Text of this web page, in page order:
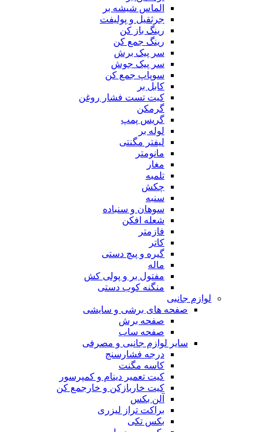
الماس شیشه بر
جرثقیل و پولیفت
رینگ باز کن
رینگ جمع کن
سر پیک برش
سر پیک جوش
سوپاپ جمع کن
کابل بر
کیت تست فشار روغن
گرمکن
گریس پمپ
لوله بر
لیفتر مگنتی
مانومتر
مغار
تلمبه
چکش
سنبه
سوهان و سنباده
شعله افکن
فازمتر
کاتر
گیره و پیچ دستی
ماله
مفتول بر و پولی کش
منگنه کوب دستی
لوازم جانبی
صفحه های برشی و سایشی
صفحه برش
صفحه ساب
سایر لوازم جانبی و مصرفی
درجه فشارسنج
کاسه مگنت
کیت تعمیر دینام و کمپرسور
کیت خاربازکن و خارجمع کن
آلن بکس
براکت تراز لیزری
بکس تکی